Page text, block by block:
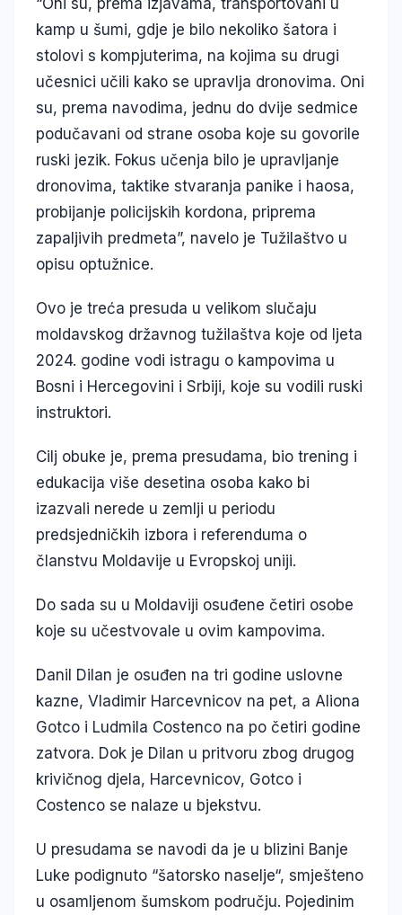
“Oni su, prema izjavama, transportovani u
kamp u šumi, gdje je bilo nekoliko šatora i
stolovi s kompjuterima, na kojima su drugi
učesnici učili kako se upravlja dronovima. Oni
su, prema navodima, jednu do dvije sedmice
podučavani od strane osoba koje su govorile
ruski jezik. Fokus učenja bilo je upravljanje
dronovima, taktike stvaranja panike i haosa,
probijanje policijskih kordona, priprema
zapaljivih predmeta”, navelo je Tužilaštvo u
opisu optužnice.
Ovo je treća presuda u velikom slučaju
moldavskog državnog tužilaštva koje od ljeta
2024. godine vodi istragu o kampovima u
Bosni i Hercegovini i Srbiji, koje su vodili ruski
instruktori.
Cilj obuke je, prema presudama, bio trening i
edukacija više desetina osoba kako bi
izazvali nerede u zemlji u periodu
predsjedničkih izbora i referenduma o
članstvu Moldavije u Evropskoj uniji.
Do sada su u Moldaviji osuđene četiri osobe
koje su učestvovale u ovim kampovima.
Danil Dilan je osuđen na tri godine uslovne
kazne, Vladimir Harcevnicov na pet, a Aliona
Gotco i Ludmila Costenco na po četiri godine
zatvora. Dok je Dilan u pritvoru zbog drugog
krivičnog djela, Harcevnicov, Gotco i
Costenco se nalaze u bjekstvu.
U presudama se navodi da je u blizini Banje
Luke podignuto “šatorsko naselje“, smješteno
u osamljenom šumskom području. Pojedinim